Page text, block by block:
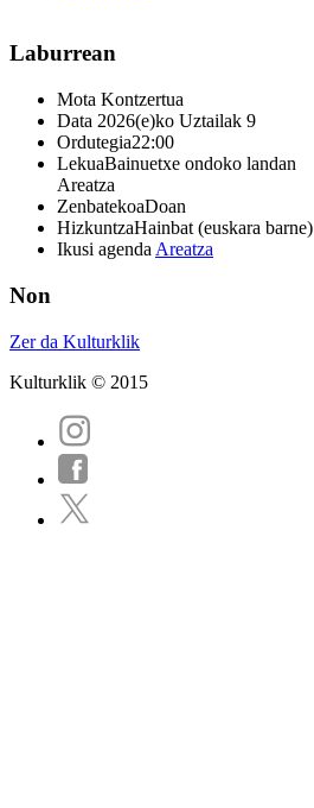
Laburrean
Mota Kontzertua
Data 2026(e)ko Uztailak 9
Ordutegia22:00
LekuaBainuetxe ondoko landan
Areatza
ZenbatekoaDoan
HizkuntzaHainbat (euskara barne)
Ikusi agenda Areatza
Non
Zer da Kulturklik
Kulturklik © 2015